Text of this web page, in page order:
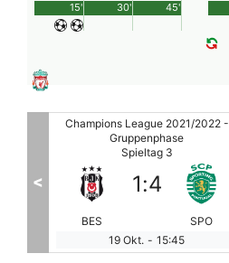
45'
15' 30'
Champions League 2021/2022 -
Gruppenphase
Spieltag 3
PSG
3:2
RBL
19 Okt. - 18:00
<